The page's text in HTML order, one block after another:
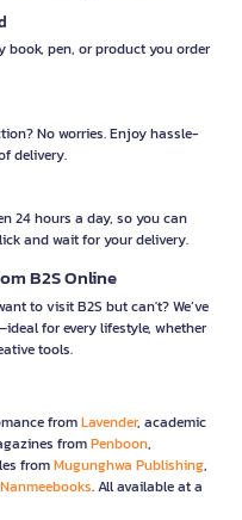
book, pen, or product you order
No worries. Enjoy hassle-
delivery.
24 hours a day, so you can
and wait for your delivery.
B2S Online
to visit B2S but can't? We’ve
for every lifestyle, whether
tools.
fromLavender, academic
fromPenboon,
fromMugunghwa Publishing,
Nanmeebooks. All available at a